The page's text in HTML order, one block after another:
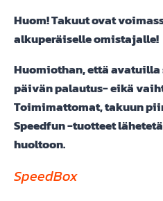
Huom! Takuut ovat
alkuperäiselle omistajalle!
Huomiothan, että avatuilla
päivän palautus- eikä
Toimimattomat, takuun
Speedfun -tuotteet
huoltoon.
SpeedBox